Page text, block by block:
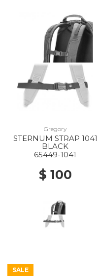
Gregory
STERNUM STRAP 1041
BLACK
65449-1041
$ 100
SALE